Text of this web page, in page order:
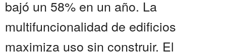
bajó un 58% en un año. La
multifuncionalidad de edificios
maximiza uso sin construir. El